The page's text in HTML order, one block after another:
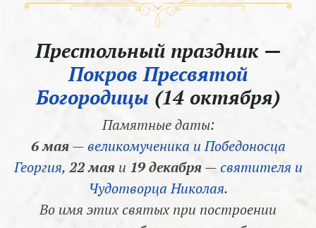
Престольный праздник —
Покров Пресвятой
Богородицы (14 октября)
Памятные даты:
6 мая—великомученика и Победоносца
Георгия, 22 маяи 19 декабря—святителя и
Чудотворца Николая.
Во имя этих святых при построении